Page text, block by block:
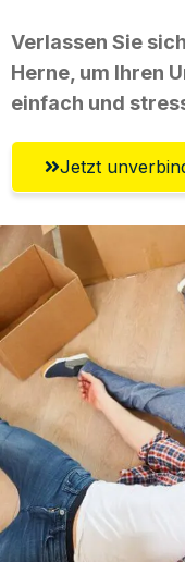
Verlassen Sie
Herne, um Ihren
einfach und
Jetzt